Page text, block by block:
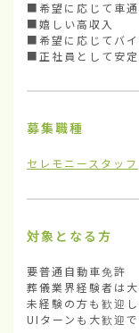
■希望に応じて車
■嬉しい高収入
■希望に応じてバ
■正社員として安定
募集職種
セレモニースタッフ
対象となる方
要普通自動車免許
葬儀業界経験者は
未経験の方も歓迎
UIターンも大歓迎